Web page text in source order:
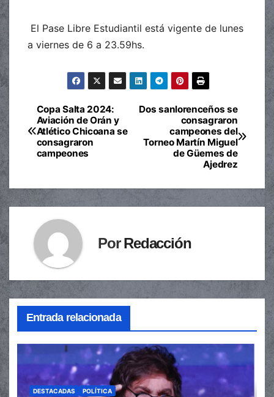
El Pase Libre Estudiantil está vigente de lunes
a viernes de 6 a 23.59hs.
Navegación
de
entradas
Dos sanlorenceños se
consagraron
campeones del
Torneo Martín Miguel
de Güemes de
Ajedrez
Copa Salta 2024:
Aviación de Orán y
Atlético Chicoana se
consagraron
campeones
PorRedacción
Entrada relacionada
DESTACADAS POLÍTICA